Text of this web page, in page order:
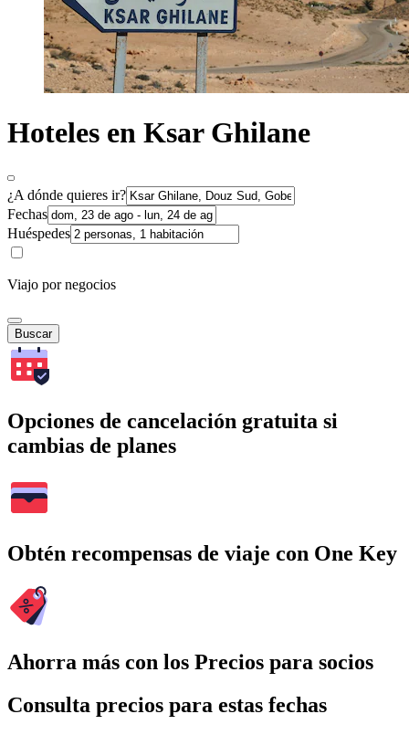
Hoteles en Ksar Ghilane
¿A dónde quieres ir?
Fechas
Huéspedes
Viajo por negocios
Buscar
Opciones de cancelación gratuita si
cambias de planes
Obtén recompensas de viaje con One Key
Ahorra más con los Precios para socios
Consulta precios para estas fechas